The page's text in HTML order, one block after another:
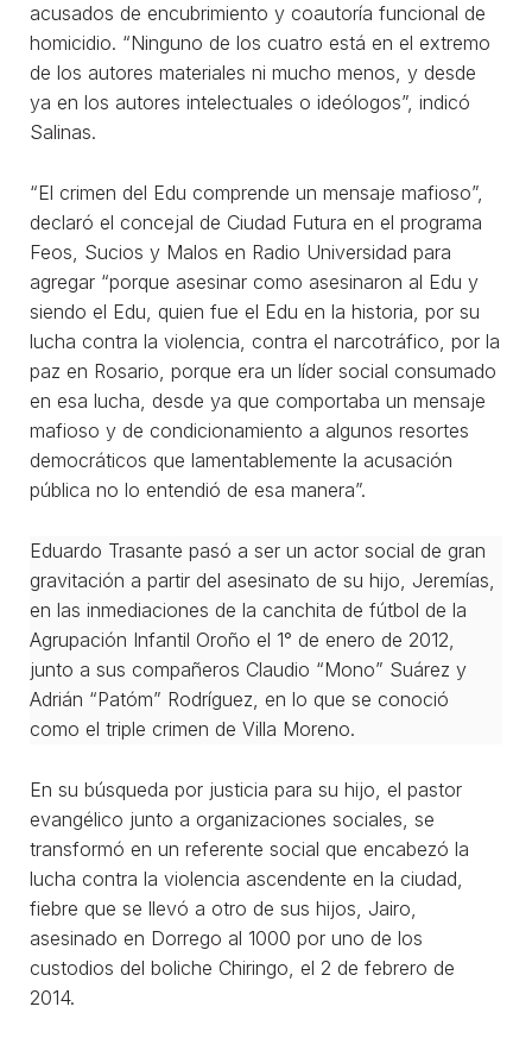
acusados de encubrimiento y coautoría funcional de
homicidio. “Ninguno de los cuatro está en el extremo
de los autores materiales ni mucho menos, y desde
ya en los autores intelectuales o ideólogos”, indicó
Salinas.
“El crimen del Edu comprende un mensaje mafioso”,
declaró el concejal de Ciudad Futura en el programa
Feos, Sucios y Malos en Radio Universidad para
agregar “porque asesinar como asesinaron al Edu y
siendo el Edu, quien fue el Edu en la historia, por su
lucha contra la violencia, contra el narcotráfico, por la
paz en Rosario, porque era un líder social consumado
en esa lucha, desde ya que comportaba un mensaje
mafioso y de condicionamiento a algunos resortes
democráticos que lamentablemente la acusación
pública no lo entendió de esa manera”.
Eduardo Trasante pasó a ser un actor social de gran
gravitación a partir del asesinato de su hijo, Jeremías,
en las inmediaciones de la canchita de fútbol de la
Agrupación Infantil Oroño el 1° de enero de 2012,
junto a sus compañeros Claudio “Mono” Suárez y
Adrián “Patóm” Rodríguez, en lo que se conoció
como el triple crimen de Villa Moreno.
En su búsqueda por justicia para su hijo, el pastor
evangélico junto a organizaciones sociales, se
transformó en un referente social que encabezó la
lucha contra la violencia ascendente en la ciudad,
fiebre que se llevó a otro de sus hijos, Jairo,
asesinado en Dorrego al 1000 por uno de los
custodios del boliche Chiringo, el 2 de febrero de
2014.